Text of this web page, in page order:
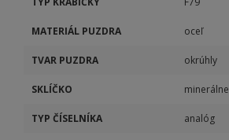
MATERIÁL PUZDRA oceľ
TVAR PUZDRA okrúhly
SKLÍČKO minerálne
TYP ČÍSELNÍKA analóg